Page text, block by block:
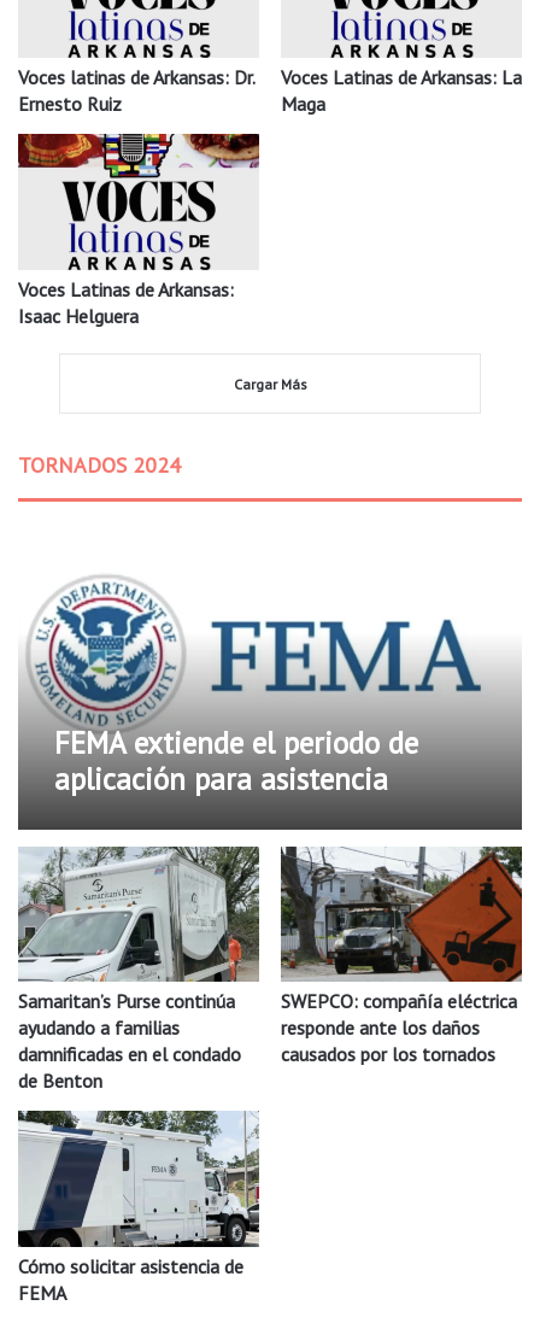
Voces latinas de Arkansas: Dr.
Ernesto Ruiz
Voces Latinas de Arkansas: La
Maga
Voces Latinas de Arkansas:
Isaac Helguera
Cargar Más
TORNADOS 2024
FEMA extiende el periodo de
aplicación para asistencia
de mayo
Samaritan’s Purse continúa
ayudando a familias
damnificadas en el condado
de Benton
SWEPCO: compañía eléctrica
responde ante los daños
causados por los tornados
Cómo solicitar asistencia de
FEMA